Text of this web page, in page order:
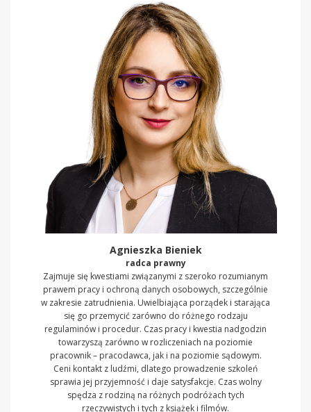
Agnieszka Bieniek
radca prawny
Zajmuje się kwestiami związanymi z szeroko rozumianym
prawem pracy i ochroną danych osobowych, szczególnie
w zakresie zatrudnienia. Uwielbiająca porządek i starająca
się go przemycić zarówno do różnego rodzaju
regulaminów i procedur. Czas pracy i kwestia nadgodzin
towarzyszą zarówno w rozliczeniach na poziomie
pracownik – pracodawca, jak i na poziomie sądowym.
Ceni kontakt z ludźmi, dlatego prowadzenie szkoleń
sprawia jej przyjemność i daje satysfakcje. Czas wolny
spędza z rodziną na różnych podróżach tych
rzeczywistych i tych z książek i filmów.